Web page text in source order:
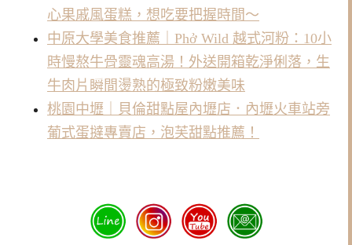
心果戚風蛋糕，想吃要把握時間～
中原大學美食推薦｜Phở Wild 越式河粉：10小
時慢熬牛骨靈魂高湯！外送開箱乾淨俐落，生
牛肉片瞬間燙熟的極致粉嫩美味
桃園中壢｜貝倫甜點屋內壢店．內壢火車站旁
葡式蛋撻專賣店，泡芙甜點推薦！